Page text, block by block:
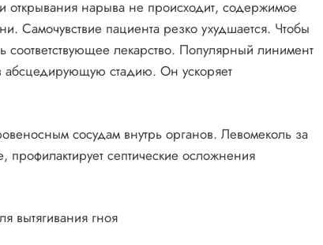
открывания нарыва не происходит, содержимое
Самочувствие пациента резко ухудшается. Чтобы
соответствующее лекарство. Популярный линимент
абсцедирующую стадию. Он ускоряет
сосудам внутрь органов. Левомеколь за
профилактирует септические осложнения